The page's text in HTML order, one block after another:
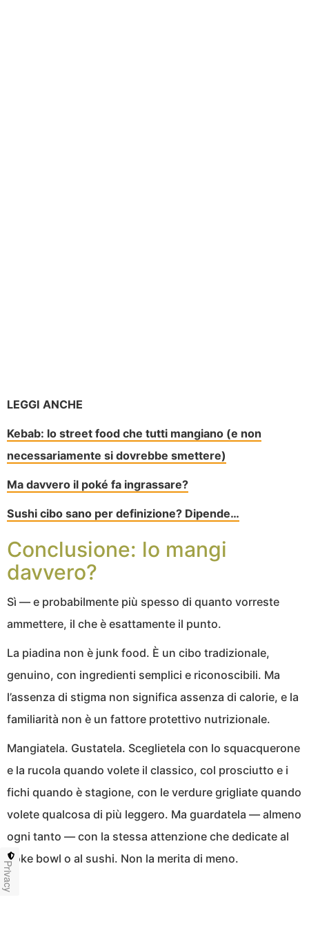
LEGGI ANCHE
Kebab: lo street food che tutti mangiano (e non
necessariamente si dovrebbe smettere)
Ma davvero il poké fa ingrassare?
Sushi cibo sano per definizione? Dipende…
Conclusione: lo mangi
davvero?
Sì — e probabilmente più spesso di quanto vorreste
ammettere, il che è esattamente il punto.
La piadina non è junk food. È un cibo tradizionale,
genuino, con ingredienti semplici e riconoscibili. Ma
l’assenza di stigma non significa assenza di calorie, e la
familiarità non è un fattore protettivo nutrizionale.
Mangiatela. Gustatela. Sceglietela con lo squacquerone
e la rucola quando volete il classico, col prosciutto e i
fichi quando è stagione, con le verdure grigliate quando
volete qualcosa di più leggero. Ma guardatela — almeno
ogni tanto — con la stessa attenzione che dedicate al
poke bowl o al sushi. Non la merita di meno.
Privacy